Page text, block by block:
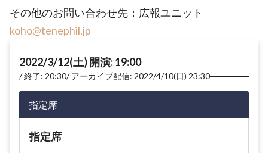
その他のお問い合わせ先：広報ユニット
koho@tenephil.jp
2022/3/12(土) 開演: 19:00
終了: 20:30 アーカイブ配信: 2022/4/10(日) 23:30
指定席
指定席